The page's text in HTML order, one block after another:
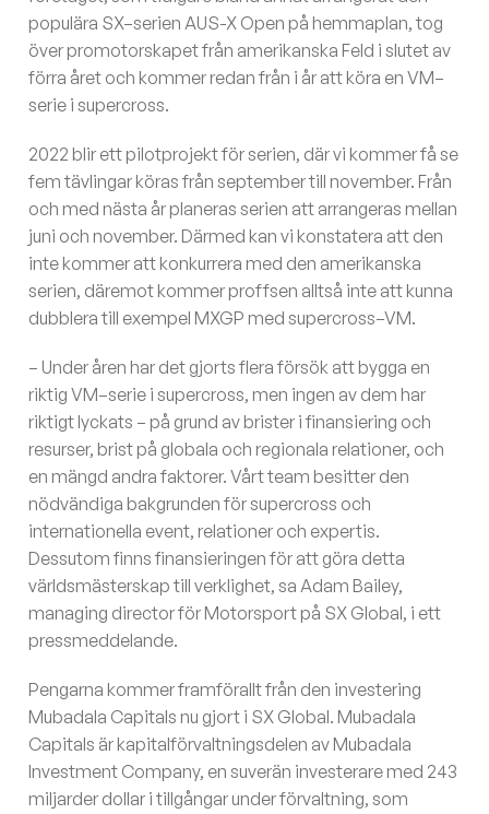
populära SX–serien AUS-X Open på hemmaplan, tog
över promotorskapet från amerikanska Feld i slutet av
förra året och kommer redan från i år att köra en VM–
serie i supercross.
2022 blir ett pilotprojekt för serien, där vi kommer få se
fem tävlingar köras från september till november. Från
och med nästa år planeras serien att arrangeras mellan
juni och november. Därmed kan vi konstatera att den
inte kommer att konkurrera med den amerikanska
serien, däremot kommer proffsen alltså inte att kunna
dubblera till exempel MXGP med supercross–VM.
– Under åren har det gjorts flera försök att bygga en
riktig VM–serie i supercross, men ingen av dem har
riktigt lyckats – på grund av brister i finansiering och
resurser, brist på globala och regionala relationer, och
en mängd andra faktorer. Vårt team besitter den
nödvändiga bakgrunden för supercross och
internationella event, relationer och expertis.
Dessutom finns finansieringen för att göra detta
världsmästerskap till verklighet, sa Adam Bailey,
managing director för Motorsport på SX Global, i ett
pressmeddelande.
Pengarna kommer framförallt från den investering
Mubadala Capitals nu gjort i SX Global. Mubadala
Capitals är kapitalförvaltningsdelen av Mubadala
Investment Company, en suverän investerare med 243
miljarder dollar i tillgångar under förvaltning, som